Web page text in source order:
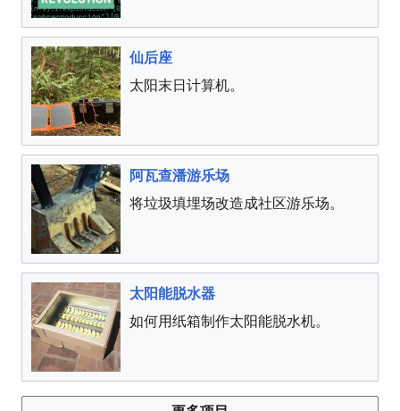
仙后座
太阳末日计算机。
阿瓦查潘游乐场
将垃圾填埋场改造成社区游乐场。
太阳能脱水器
如何用纸箱制作太阳能脱水机。